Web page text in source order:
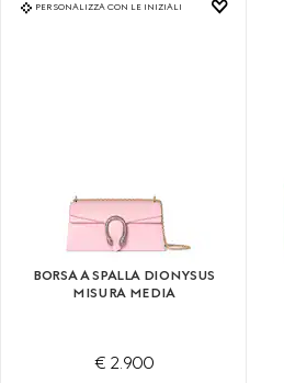
PERSONALIZZA CON LE INIZIALI
BORSA A SPALLA DIONYSUS
MISURA MEDIA
€ 2.900